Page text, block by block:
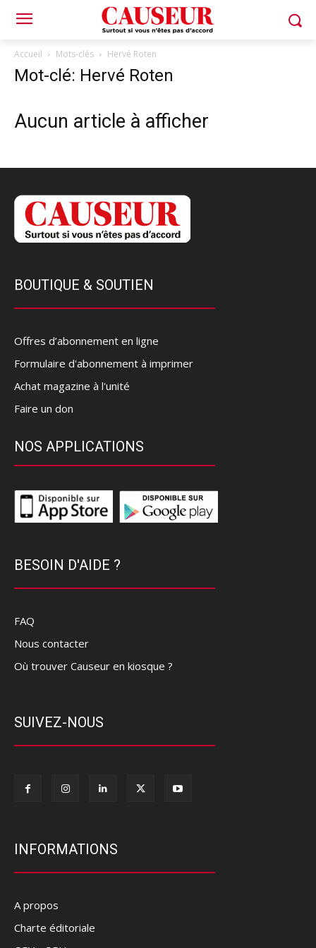
Accueil Mots-clés Hervé Roten
Mot-clé: Hervé Roten
Aucun article à afficher
BOUTIQUE & SOUTIEN
Offres d’abonnement en ligne
Formulaire d'abonnement à imprimer
Achat magazine à l'unité
Faire un don
NOS APPLICATIONS
BESOIN D'AIDE ?
FAQ
Nous contacter
Où trouver Causeur en kiosque ?
SUIVEZ-NOUS
INFORMATIONS
A propos
Charte éditoriale